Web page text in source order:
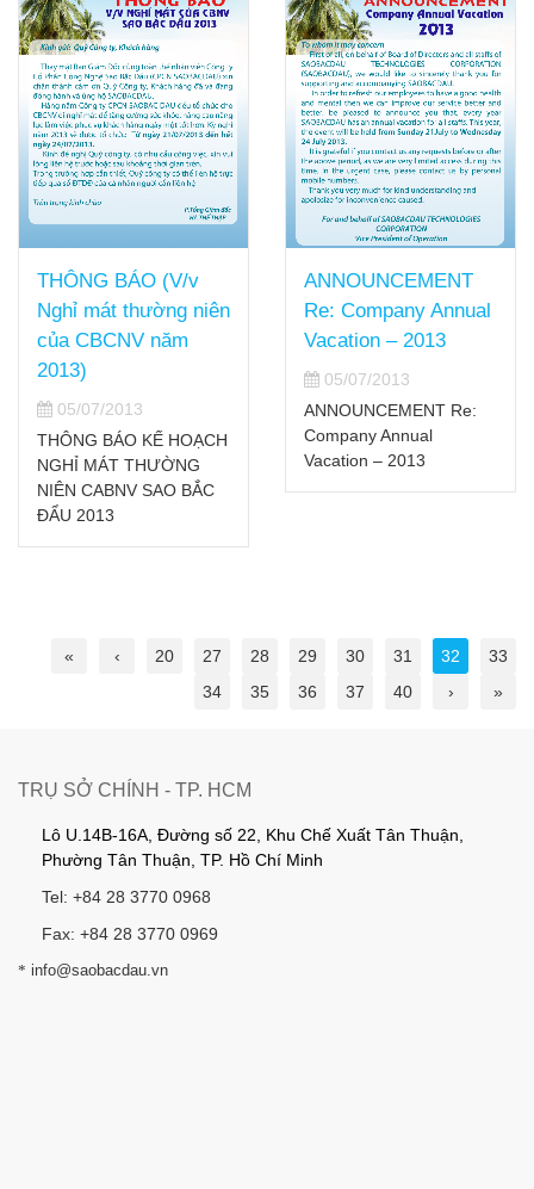
THÔNG BÁO (V/v
Nghỉ mát thường niên
của CBCNV năm
2013)
05/07/2013
THÔNG BÁO KẾ HOẠCH
NGHỈ MÁT THƯỜNG
NIÊN CABNV SAO BẮC
ĐẨU 2013
ANNOUNCEMENT
Re: Company Annual
Vacation – 2013
05/07/2013
ANNOUNCEMENT Re:
Company Annual
Vacation – 2013
« ‹ 20 27 28 29 30 31 32
33
34
35 36 37 40 › »
TRỤ SỞ CHÍNH - TP. HCM
Lô U.14B-16A, Đường số 22, Khu Chế Xuất Tân Thuận,
Phường Tân Thuận, TP. Hồ Chí Minh
Tel: +84 28 3770 0968
Fax: +84 28 3770 0969
* info@saobacdau.vn